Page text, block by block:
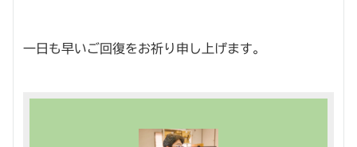
一日も早いご回復をお祈り申し上げます。